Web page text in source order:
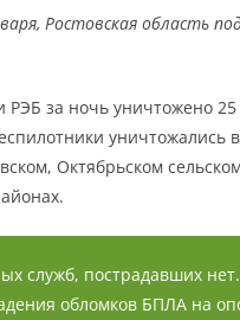
Ростовская область
за ночь уничтожено 25
уничтожались
Октябрьском
служб, пострадавших
обломков БПЛА на